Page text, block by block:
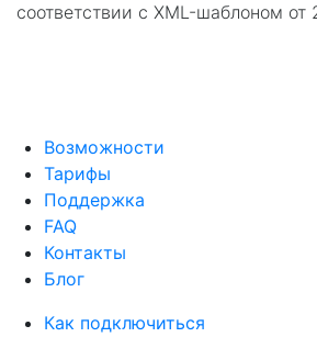
соответствии с XML-шаблоном от
Возможности
Тарифы
Поддержка
FAQ
Контакты
Блог
Как подключиться